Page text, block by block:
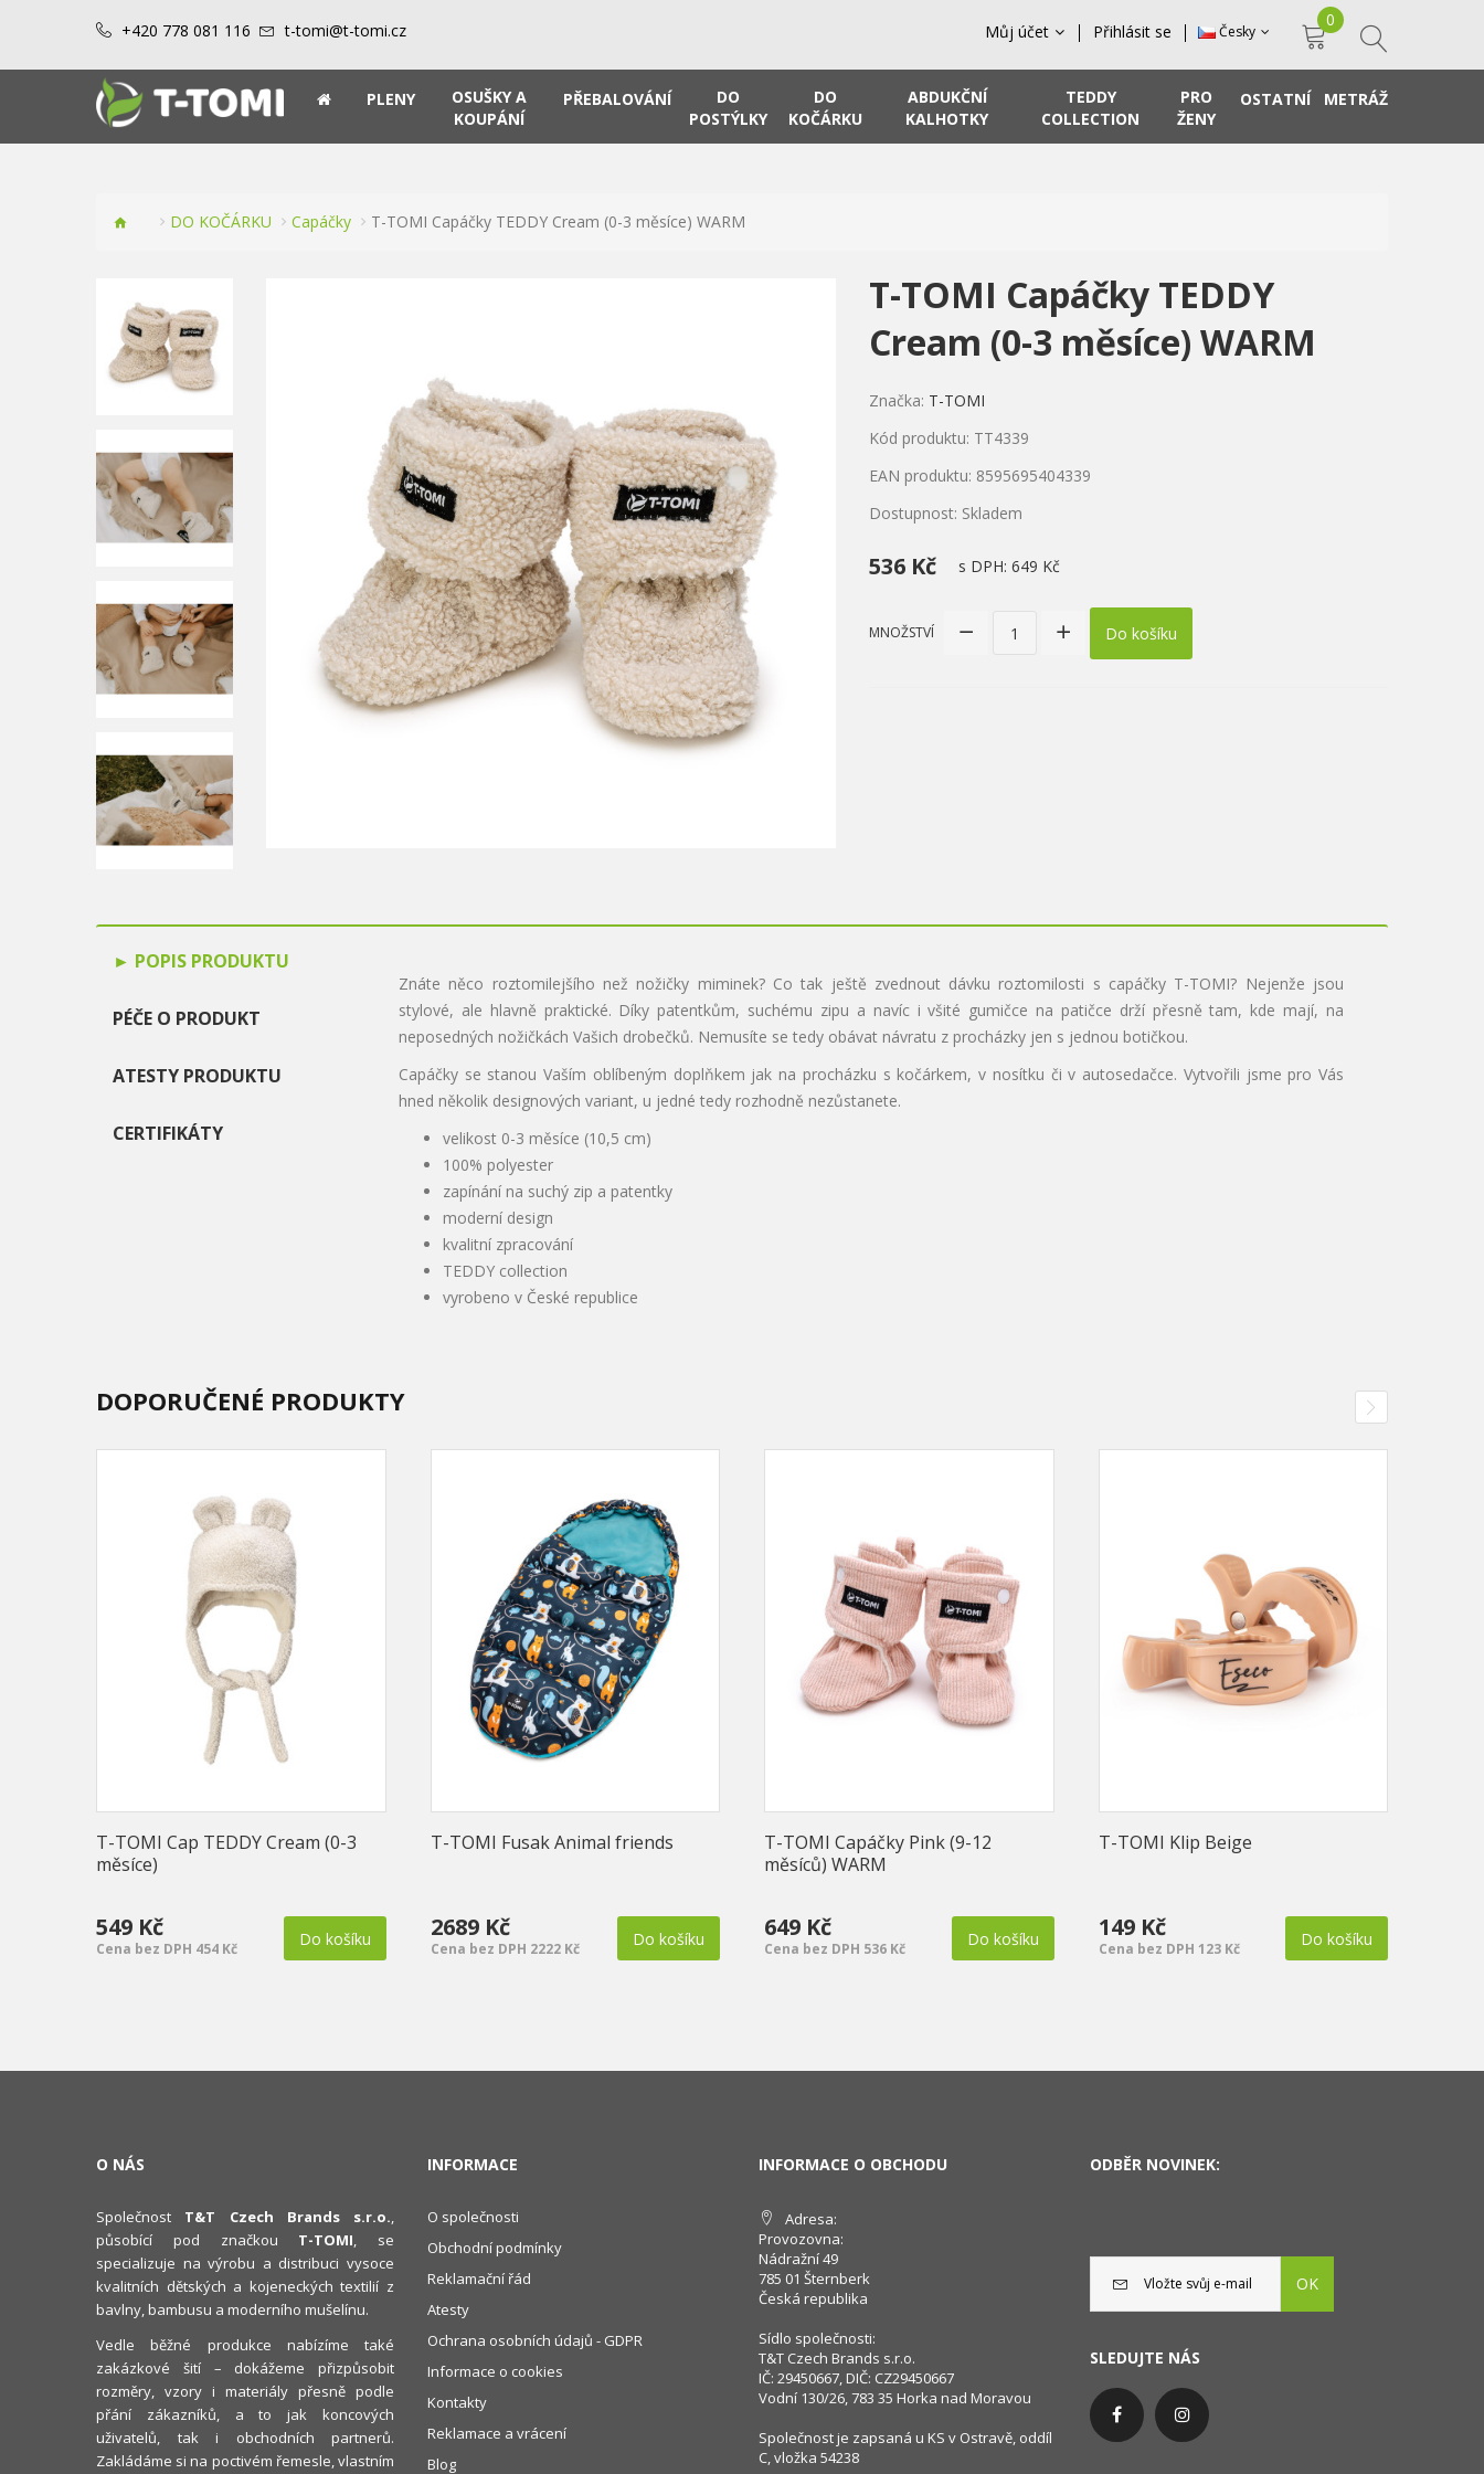
+420 778 081 116 t-tomi@t-tomi.cz Můj účet Přihlásit se Česky
0
PLENY
OSUŠKY A
KOUPÁNÍ
PŘEBALOVÁNÍ
DO
POSTÝLKY
DO
KOČÁRKU
ABDUKČNÍ
KALHOTKY
TEDDY
COLLECTION
PRO
ŽENY
OSTATNÍ METRÁŽ
DO KOČÁRKU Capáčky T-TOMI Capáčky TEDDY Cream (0-3 měsíce) WARM
T-TOMI Capáčky TEDDY
Cream (0-3 měsíce) WARM
Značka: T-TOMI
Kód produktu: TT4339
EAN produktu: 8595695404339
Dostupnost: Skladem
536 Kč s DPH: 649 Kč
MNOŽSTVÍ Do košíku
POPIS PRODUKTU
PÉČE O PRODUKT
ATESTY PRODUKTU
CERTIFIKÁTY
Znáte něco roztomilejšího než nožičky miminek? Co tak ještě zvednout dávku roztomilosti s capáčky T-TOMI? Nejenže jsou
stylové, ale hlavně praktické. Díky patentkům, suchému zipu a navíc i všité gumičce na patičce drží přesně tam, kde mají, na
neposedných nožičkách Vašich drobečků. Nemusíte se tedy obávat návratu z procházky jen s jednou botičkou.
Capáčky se stanou Vaším oblíbeným doplňkem jak na procházku s kočárkem, v nosítku či v autosedačce. Vytvořili jsme pro Vás
hned několik designových variant, u jedné tedy rozhodně nezůstanete.
velikost 0-3 měsíce (10,5 cm)
100% polyester
zapínání na suchý zip a patentky
moderní design
kvalitní zpracování
TEDDY collection
vyrobeno v České republice
DOPORUČENÉ PRODUKTY
T-TOMI Cap TEDDY Cream (0-3
měsíce)
549 Kč
Cena bez DPH 454 Kč Do košíku
T-TOMI Fusak Animal friends
2689 Kč
Cena bez DPH 2222 Kč Do košíku
T-TOMI Capáčky Pink (9-12
měsíců) WARM
649 Kč
Cena bez DPH 536 Kč Do košíku
T-TOMI Klip Beige
149 Kč
Cena bez DPH 123 Kč Do košíku
O NÁS
Společnost T&T Czech Brands s.r.o.,
působící pod značkou T-TOMI, se
specializuje na výrobu a distribuci vysoce
kvalitních dětských a kojeneckých textilií z
bavlny, bambusu a moderního mušelínu.
Vedle běžné produkce nabízíme také
zakázkové šití – dokážeme přizpůsobit
rozměry, vzory i materiály přesně podle
přání zákazníků, a to jak koncových
uživatelů, tak i obchodních partnerů.
Zakládáme si na poctivém řemesle, vlastním
INFORMACE
O společnosti
Obchodní podmínky
Reklamační řád
Atesty
Ochrana osobních údajů - GDPR
Informace o cookies
Kontakty
Reklamace a vrácení
Blog
INFORMACE O OBCHODU
Adresa:
Provozovna:
Nádražní 49
785 01 Šternberk
Česká republika
Sídlo společnosti:
T&T Czech Brands s.r.o.
IČ: 29450667, DIČ: CZ29450667
Vodní 130/26, 783 35 Horka nad Moravou
Společnost je zapsaná u KS v Ostravě, oddíl
C, vložka 54238
ODBĚR NOVINEK:
OK
SLEDUJTE NÁS